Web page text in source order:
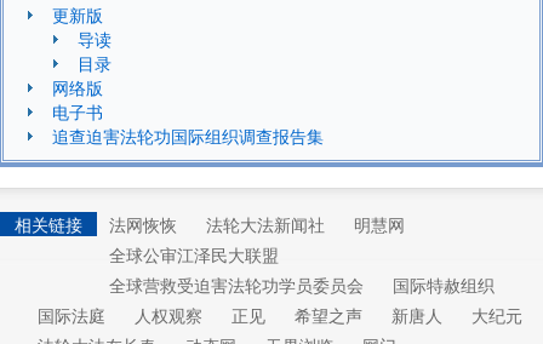
更新版
导读
目录
网络版
电子书
追查迫害法轮功国际组织调查报告集
相关链接 法网恢恢 法轮大法新闻社
明慧网
全球公审江泽民大联盟
全球营救受迫害法轮功学员委员会
国际特赦组织
国际法庭
人权观察 正见 希望之声 新唐人
大纪元